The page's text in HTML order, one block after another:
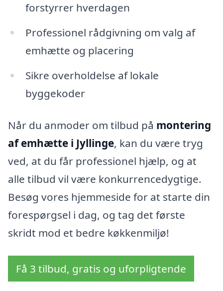
forstyrrer hverdagen
Professionel rådgivning om valg af
emhætte og placering
Sikre overholdelse af lokale
byggekoder
Når du anmoder om tilbud på montering
af emhætte i Jyllinge, kan du være tryg
ved, at du får professionel hjælp, og at
alle tilbud vil være konkurrencedygtige.
Besøg vores hjemmeside for at starte din
forespørgsel i dag, og tag det første
skridt mod et bedre køkkenmiljø!
Få 3 tilbud, gratis og uforpligtende